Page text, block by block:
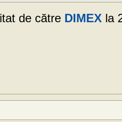
de către DIMEX la